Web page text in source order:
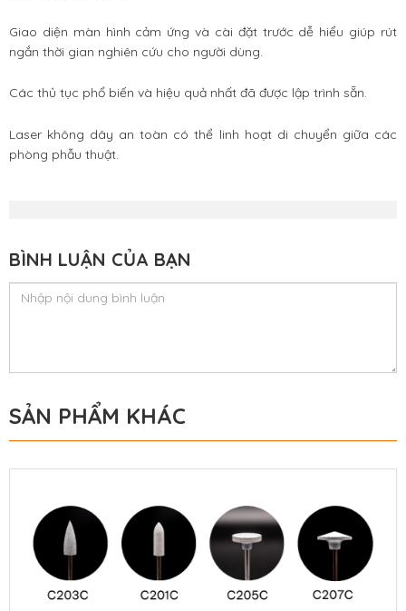
Giao diện màn hình cảm ứng và cài đặt trước dễ hiểu giúp rút
ngắn thời gian nghiên cứu cho người dùng.
Các thủ tục phổ biến và hiệu quả nhất đã được lập trình sẵn.
Laser không dây an toàn có thể linh hoạt di chuyển giữa các
phòng phẫu thuật.
BÌNH LUẬN CỦA BẠN
SẢN PHẨM KHÁC